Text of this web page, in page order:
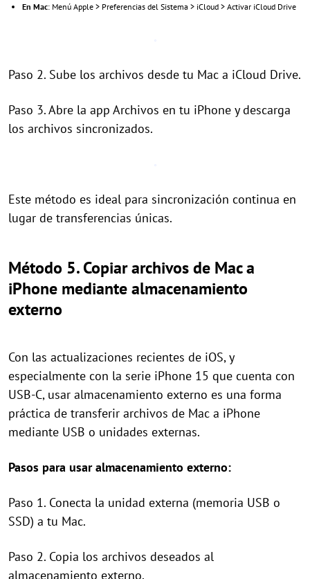
En Mac: Menú Apple > Preferencias del Sistema > iCloud > Activar iCloud Drive
Paso 2. Sube los archivos desde tu Mac a iCloud Drive.
Paso 3. Abre la app Archivos en tu iPhone y descarga
los archivos sincronizados.
Este método es ideal para sincronización continua en
lugar de transferencias únicas.
Método 5. Copiar archivos de Mac a
iPhone mediante almacenamiento
externo
Con las actualizaciones recientes de iOS, y
especialmente con la serie iPhone 15 que cuenta con
USB-C, usar almacenamiento externo es una forma
práctica de transferir archivos de Mac a iPhone
mediante USB o unidades externas.
Pasos para usar almacenamiento externo:
Paso 1. Conecta la unidad externa (memoria USB o
SSD) a tu Mac.
Paso 2. Copia los archivos deseados al
almacenamiento externo.